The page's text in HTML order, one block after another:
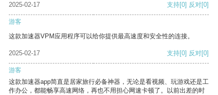
2025-02-17
支持[0] 反对[0]
游客
这款加速器VPM应用程序可以给你提供最高速度和安全性的连接。
2025-02-17 支持[0] 反对[0]
游客
这款加速器app简直是居家旅行必备神器，无论是看视频、玩游戏还是工
作办公，都能畅享高速网络，再也不用担心网速卡顿了。以前出差的时